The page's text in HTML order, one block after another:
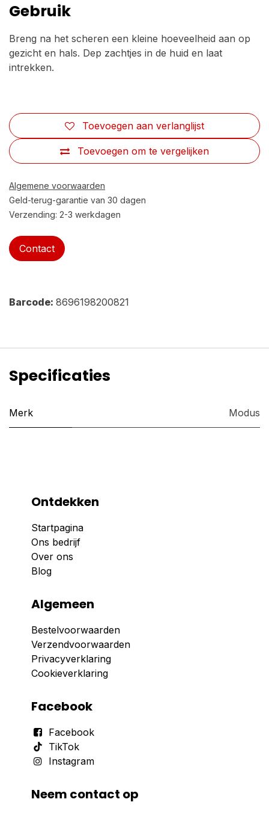
Gebruik
Breng na het scheren een kleine hoeveelheid aan op
gezicht en hals. Dep zachtjes in de huid en laat
intrekken.
Toevoegen om te vergelijken
Toevoegen aan verlanglijst
Algemene voorwaarden
Geld-terug-garantie van 30 dagen
Verzending: 2-3 werkdagen
Contact
Barcode: 8696198200821
Specificaties
Merk Modus
Ontdekken
Startpagina
Ons bedrijf
Over ons
Blog
Algemeen
Bestelvoorwaarden
Verzendvoorwaarden
Privacyverklaring
Cookieverklaring
Facebook
Facebook
TikTok
Instagram
Neem contact op